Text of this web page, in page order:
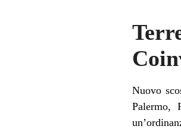
Nuovo
Palermo,